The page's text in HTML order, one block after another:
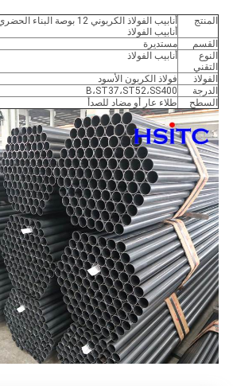
المنتج
أنابيب الفولاذ
القسم
مستديرة
النوع
التقني
أنابيب الفولاذ
الفولاذ
فولاذ الكربون الأسود
الدرجة
B،ST37،ST52،SS400
السطح
طلاء عارٍ أو مضاد للصدأ